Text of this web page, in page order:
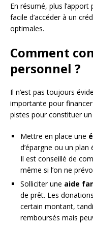
En résumé, plus
facile d’accéder à un
optimales.
Comment
personnel ?
Il n’est pas toujours
importante pour
pistes pour constituer
Mettre en place une
d’épargne ou un
Il est conseillé de
même si l’on ne
Solliciter une aide
de prêt. Les
certain montant,
remboursés mais